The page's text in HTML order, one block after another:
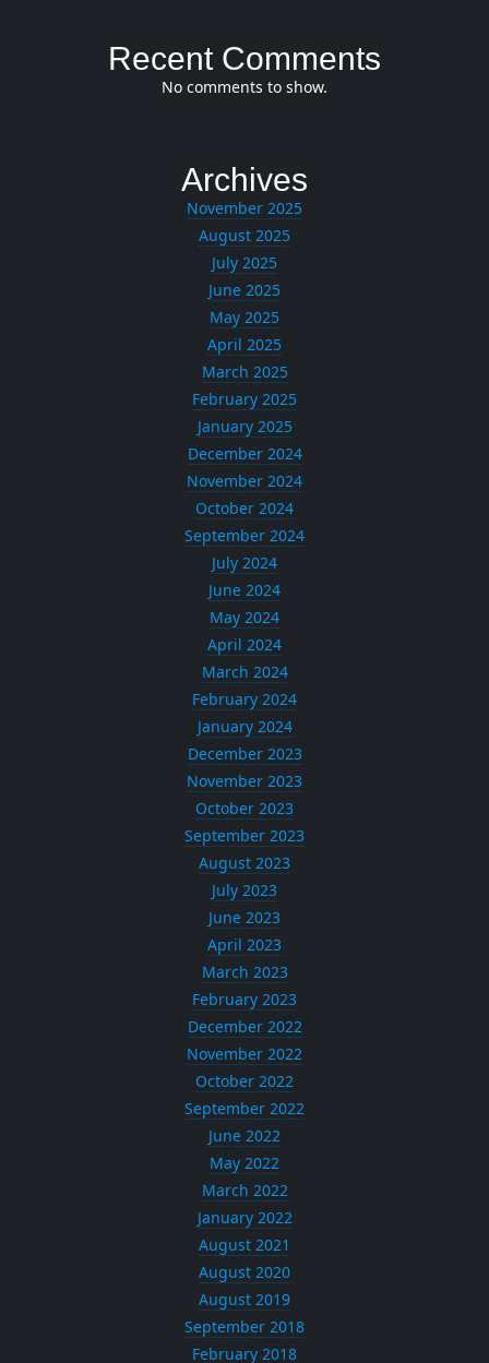
Recent Comments
No comments to show.
Archives
November 2025
August 2025
July 2025
June 2025
May 2025
April 2025
March 2025
February 2025
January 2025
December 2024
November 2024
October 2024
September 2024
July 2024
June 2024
May 2024
April 2024
March 2024
February 2024
January 2024
December 2023
November 2023
October 2023
September 2023
August 2023
July 2023
June 2023
April 2023
March 2023
February 2023
December 2022
November 2022
October 2022
September 2022
June 2022
May 2022
March 2022
January 2022
August 2021
August 2020
August 2019
September 2018
February 2018